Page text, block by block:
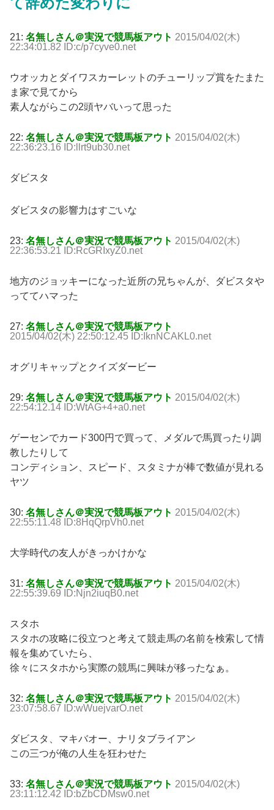
21: 名無しさん＠実況で競馬板アウト 2015/04/02(木)
22:34:01.82 ID:c/p7cyve0.net
ウオッカとダイワスカーレットのチューリップ賞をたまた
ま家で見てから
素人ながらこの2頭ヤバいって思った
22: 名無しさん＠実況で競馬板アウト 2015/04/02(木)
22:36:23.16 ID:llrt9ub30.net
ダビスタ
ダビスタの影響力はすごいな
23: 名無しさん＠実況で競馬板アウト 2015/04/02(木)
22:36:53.21 ID:RcGRIxyZ0.net
地方のジョッキーになった近所の兄ちゃんが、ダビスタや
っててハマった
27: 名無しさん＠実況で競馬板アウト
2015/04/02(木) 22:50:12.45 ID:IknNCAKL0.net
オグリキャップとクイズダービー
29: 名無しさん＠実況で競馬板アウト 2015/04/02(木)
22:54:12.14 ID:WtAG+4+a0.net
ゲーセンでカード300円で買って、メダルで馬買ったり調
教したりして
コンディション、スピード、スタミナが棒で数値が見れる
ヤツ
30: 名無しさん＠実況で競馬板アウト 2015/04/02(木)
22:55:11.48 ID:8HqQrpVh0.net
大学時代の友人がきっかけかな
31: 名無しさん＠実況で競馬板アウト 2015/04/02(木)
22:55:39.69 ID:Njn2iuqB0.net
スタホ
スタホの攻略に役立つと考えて競走馬の名前を検索して情
報を集めていたら、
徐々にスタホから実際の競馬に興味が移ったなぁ。
32: 名無しさん＠実況で競馬板アウト 2015/04/02(木)
23:07:58.67 ID:wWuejvarO.net
ダビスタ、マキバオー、ナリタブライアン
この三つが俺の人生を狂わせた
33: 名無しさん＠実況で競馬板アウト 2015/04/02(木)
23:11:12.42 ID:bZbCDMsw0.net